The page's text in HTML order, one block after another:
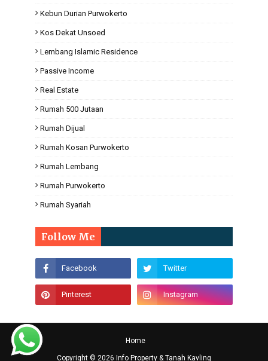
Kebun Durian Purwokerto
Kos Dekat Unsoed
Lembang Islamic Residence
Passive Income
Real Estate
Rumah 500 Jutaan
Rumah Dijual
Rumah Kosan Purwokerto
Rumah Lembang
Rumah Purwokerto
Rumah Syariah
Follow Me
Home
Copyright © 2026 Info Property & Tanah Kavling